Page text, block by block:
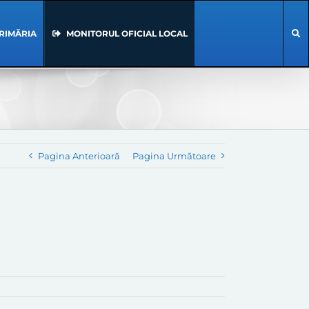
MONITORUL OFICIAL LOCAL
Pagina Anterioară Pagina Următoare